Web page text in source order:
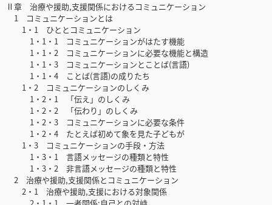
Ⅱ章 治療や援助,支援関係におけるコミュニケーション
1 コミュニケーションとは
1・1 ひととコミュニケーション
1・1・1 コミュニケーションがはたす機能
1・1・2 コミュニケーションに必要な機能と構造
1・1・3 コミュニケーションとことば(言語)
1・1・4 ことば(言語)の成りたち
1・2 コミュニケーションのしくみ
1・2・1 「伝え」のしくみ
1・2・2 「伝わり」のしくみ
1・2・3 コミュニケーションに必要な条件
1・2・4 たとえば初めて象を見た子どもが
1・3 コミュニケーションの手段・方法
1・3・1 言語メッセージの種類と特性
1・3・2 非言語メッセージの種類と特性
2 治療や援助,支援関係とコミュニケーション
2・1 治療や援助,支援における対象関係